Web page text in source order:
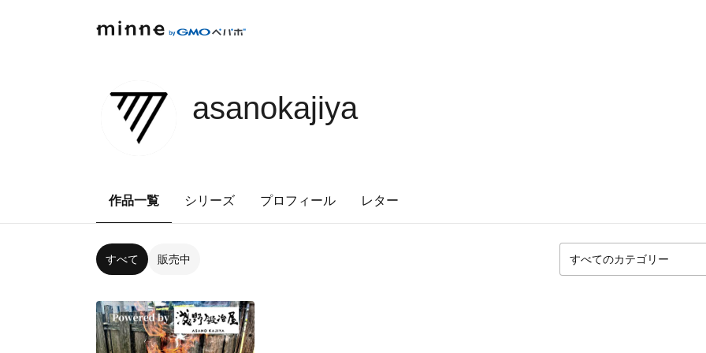
asanokajiya
作品一覧 シリーズ プロフィール レター
すべて 販売中